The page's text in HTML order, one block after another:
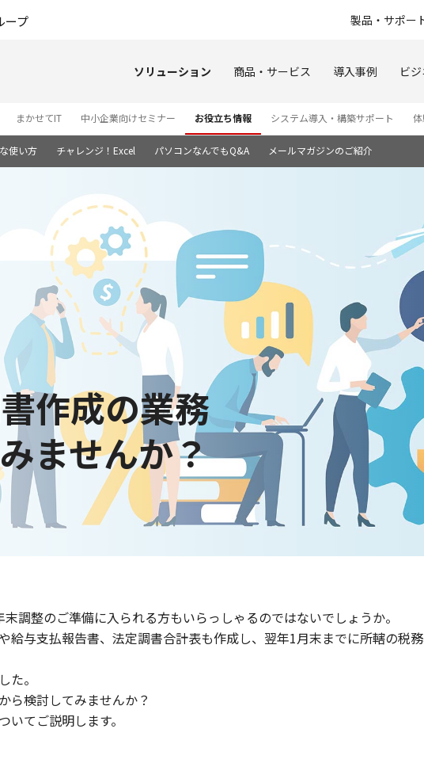
ープ 製品・サポー
ソリューション 商品・サービス 導入事例 ビ
まかせてIT 中小企業向けセミナー お役立ち情報 システム導入・構築サポート
使い方 チャレンジ！Excel パソコンなんでもQ&A メールマガジンのご紹介
作成の業務
ませんか？
調整のご準備に入られる方もいらっしゃるのではないでしょうか。
給与支払報告書、法定調書合計表も作成し、翌年1月末までに所轄の税
た。
ら検討してみませんか？
てご説明します。